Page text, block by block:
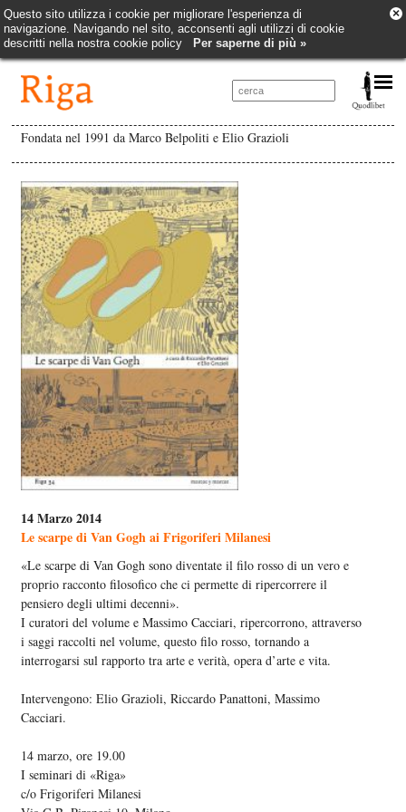
Questo sito utilizza i cookie per migliorare l'esperienza di
navigazione. Navigando nel sito, acconsenti agli utilizzi di cookie
descritti nella nostra cookie policy
Per saperne di più »
×
Fondata nel 1991 da Marco Belpoliti e Elio Grazioli
14 Marzo 2014
Le scarpe di Van Gogh ai Frigoriferi Milanesi
«Le scarpe di Van Gogh sono diventate il filo rosso di un vero e
proprio racconto filosofico che ci permette di ripercorrere il
pensiero degli ultimi decenni».
I curatori del volume e Massimo Cacciari, ripercorrono, attraverso
i saggi raccolti nel volume, questo filo rosso, tornando a
interrogarsi sul rapporto tra arte e verità, opera d’arte e vita.
Intervengono: Elio Grazioli, Riccardo Panattoni, Massimo
Cacciari.
14 marzo, ore 19.00
I seminari di «Riga»
c/o Frigoriferi Milanesi